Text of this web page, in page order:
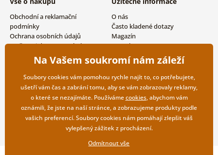
Obchodní a reklamační
podmínky
Ochrana osobních údajů
Možnosti dopravy a platby
Vrácení zboží
O nás
Často kladené dotazy
Magazín
Kontakty
Velkoobchodní spolupráce
Na Vašem soukromí nám záleží
Soubory cookies vám pomohou rychle najít to, co potřebujete,
ušetří vám čas a zabrání tomu, aby se vám zobrazovaly reklamy,
o které se nezajímáte. Používámecookies, abychom vám
oznámili, že jste na naší stránce, a zobrazujeme produkty podle
vašich preferencí. Soubory cookies nám pomáhají zlepšit váš
vylepšený zážitek z procházení.
Odmítnout vše